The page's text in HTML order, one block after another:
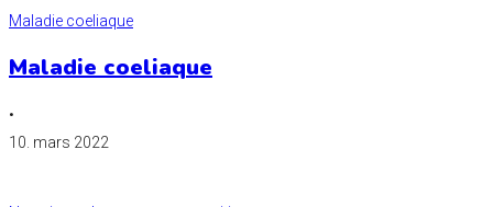
Maladie coeliaque
Maladie coeliaque
•
10. mars 2022